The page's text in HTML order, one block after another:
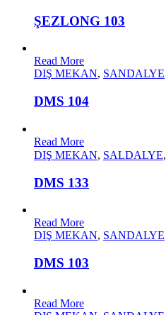
ŞEZLONG 103
Read More
DIŞ MEKAN, SANDALYE
DMS 104
Read More
DIŞ MEKAN, SALDALYE,
DMS 133
Read More
DIŞ MEKAN, SANDALYE
DMS 103
Read More